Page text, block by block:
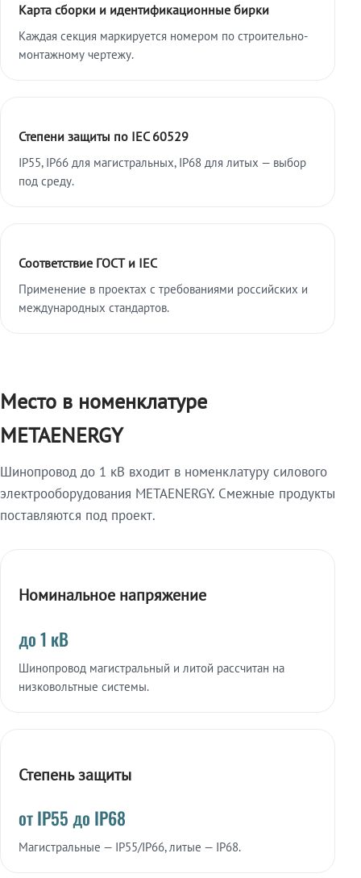
Карта сборки и идентификационные бирки
Каждая секция маркируется номером по строительно-
монтажному чертежу.
Степени защиты по IEC 60529
IP55, IP66 для магистральных, IP68 для литых — выбор
под среду.
Соответствие ГОСТ и IEC
Применение в проектах с требованиями российских и
международных стандартов.
Место в номенклатуре
METAENERGY
Шинопровод до 1 кВ входит в номенклатуру силового
электрооборудования METAENERGY. Смежные продукты
поставляются под проект.
Номинальное напряжение
до 1 кВ
Шинопровод магистральный и литой рассчитан на
низковольтные системы.
Степень защиты
от IP55 до IP68
Магистральные — IP55/IP66, литые — IP68.